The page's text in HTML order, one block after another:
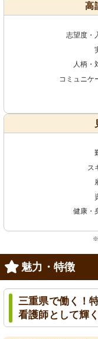
高
志望度・
人柄・
コミュニケ
ス
健康・
※
魅力・特徴
三重県で働く！
看護師として輝